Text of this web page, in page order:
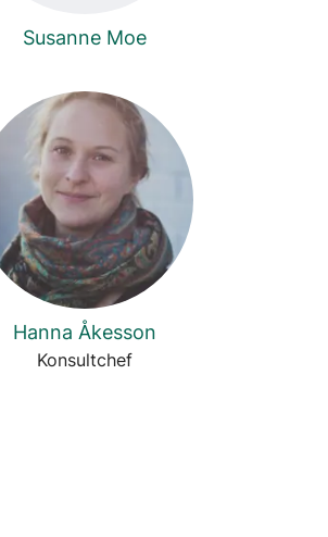
Susanne Moe
Hanna Åkesson
Konsultchef